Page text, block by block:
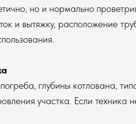
но и нормально
и вытяжку, расположение
глубины котлована,
участка. Если техника